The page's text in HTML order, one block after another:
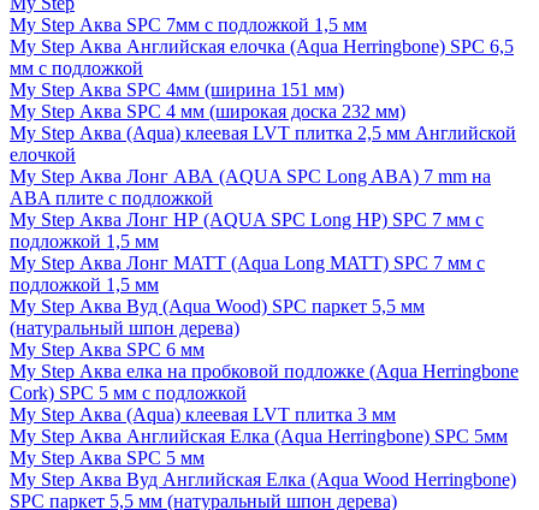
My Step Аква SPC 7мм c подложкой 1,5 мм
My Step Аква Английская елочка (Aqua Herringbone) SPC 6,5
мм с подложкой
My Step Аква SPC 4мм (ширина 151 мм)
My Step Аква SPC 4 мм (широкая доска 232 мм)
My Step Аква (Aqua) клеевая LVT плитка 2,5 мм Английской
елочкой
My Step Аква Лонг АВА (AQUA SPC Long ABA) 7 mm на
ABA плите с подложкой
My Step Аква Лонг НР (AQUA SPC Long HP) SPC 7 мм с
подложкой 1,5 мм
My Step Аква Лонг MATT (Aqua Long MATT) SPC 7 мм с
подложкой 1,5 мм
My Step Аква Вуд (Aqua Wood) SPC паркет 5,5 мм
(натуральный шпон дерева)
My Step Аква SPC 6 мм
My Step Аква елка на пробковой подложке (Aqua Herringbone
Cork) SPC 5 мм с подложкой
My Step Аква (Aqua) клеевая LVT плитка 3 мм
My Step Аква Английская Елка (Aqua Herringbone) SPC 5мм
My Step Аква SPC 5 мм
My Step Аква Вуд Английская Елка (Aqua Wood Herringbone)
SPC паркет 5,5 мм (натуральный шпон дерева)